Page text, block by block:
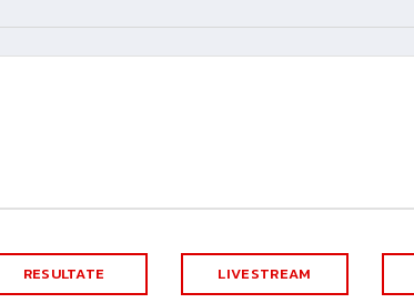
RESULTATE LIVESTREAM